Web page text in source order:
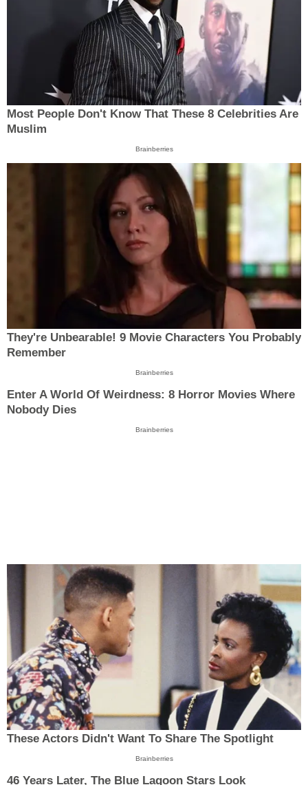
Most People Don't Know That These 8 Celebrities Are
Muslim
Brainberries
They're Unbearable! 9 Movie Characters You Probably
Remember
Brainberries
Enter A World Of Weirdness: 8 Horror Movies Where
Nobody Dies
Brainberries
These Actors Didn't Want To Share The Spotlight
Brainberries
46 Years Later, The Blue Lagoon Stars Look